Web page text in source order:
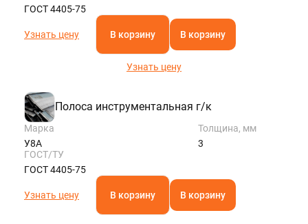
ГОСТ 4405-75
Узнать цену В корзину В корзину
Узнать цену
Полоса инструментальная г/к
Марка
У8А
Толщина, мм
3
ГОСТ/ТУ
ГОСТ 4405-75
Узнать цену В корзину В корзину